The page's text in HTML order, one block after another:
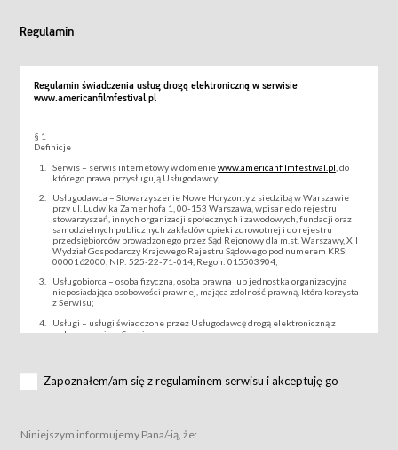
Regulamin
Regulamin świadczenia usług drogą elektroniczną w serwisie
www.americanfilmfestival.pl
§ 1
Definicje
Serwis – serwis internetowy w domeniewww.americanfilmfestival.pl , do
którego prawa przysługują Usługodawcy;
Usługodawca – Stowarzyszenie Nowe Horyzonty z siedzibą w Warszawie
przy ul. Ludwika Zamenhofa 1, 00-153 Warszawa, wpisane do rejestru
stowarzyszeń, innych organizacji społecznych i zawodowych, fundacji oraz
samodzielnych publicznych zakładów opieki zdrowotnej i do rejestru
przedsiębiorców prowadzonego przez Sąd Rejonowy dla m.st. Warszawy, XII
Wydział Gospodarczy Krajowego Rejestru Sądowego pod numerem KRS:
0000162000, NIP: 525-22-71-014, Regon: 015503904;
Usługobiorca – osoba fizyczna, osoba prawna lub jednostka organizacyjna
nieposiadająca osobowości prawnej, mająca zdolność prawną, która korzysta
z Serwisu;
Usługi – usługi świadczone przez Usługodawcę drogą elektroniczną z
wykorzystaniem Serwisu;
za pośrednictwem Serwisu;
podmiotom z branży mediów i filmowej (Akredytacje);
Zapoznałem/am się z regulaminem serwisu i akceptuję go
Niniejszym informujemy Pana/-ią, że: